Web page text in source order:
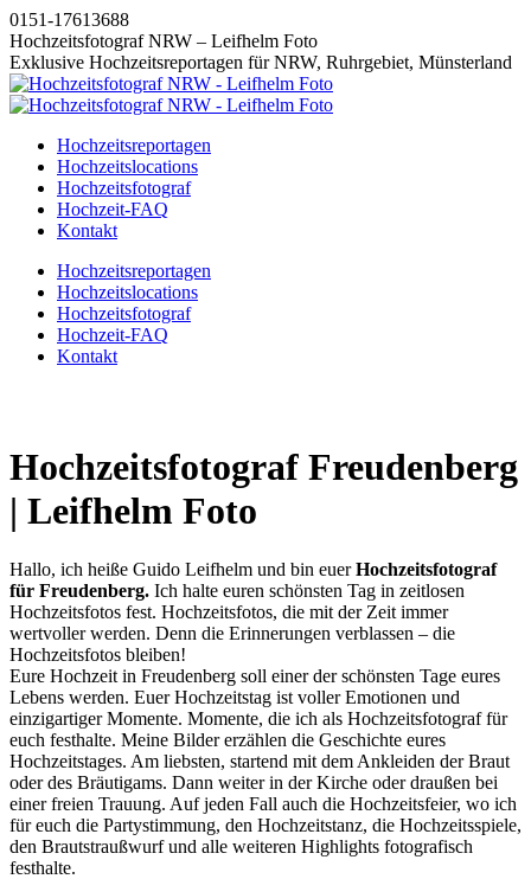
Zum
Inhalt
springen
0151-17613688
Hochzeitsfotograf NRW – Leifhelm Foto
Exklusive Hochzeitsreportagen für NRW, Ruhrgebiet, Münsterland
Hochzeitsreportagen
Hochzeitslocations
Hochzeitsfotograf
Hochzeit-FAQ
Kontakt
Instagram
page
opens
new
Facebook
page
opens
new
Pinterest
page
opens
new
page
opens
new
Hochzeitsreportagen
Hochzeitslocations
Hochzeitsfotograf
Hochzeit-FAQ
Kontakt
Hochzeitsfotograf Freudenberg
| Leifhelm Foto
Hallo, ich heiße Guido Leifhelm und bin euerHochzeitsfotograf
für Freudenberg. Ich halte euren schönsten Tag in zeitlosen
Hochzeitsfotos fest. Hochzeitsfotos, die mit der Zeit immer
wertvoller werden. Denn die Erinnerungen verblassen – die
Hochzeitsfotos bleiben!
Eure Hochzeit in Freudenberg soll einer der schönsten Tage eures
Lebens werden. Euer Hochzeitstag ist voller Emotionen und
einzigartiger Momente. Momente, die ich als Hochzeitsfotograf für
euch festhalte. Meine Bilder erzählen die Geschichte eures
Hochzeitstages. Am liebsten, startend mit dem Ankleiden der Braut
oder des Bräutigams. Dann weiter in der Kirche oder draußen bei
einer freien Trauung. Auf jeden Fall auch die Hochzeitsfeier, wo ich
für euch die Partystimmung, den Hochzeitstanz, die Hochzeitsspiele,
den Brautstraußwurf und alle weiteren Highlights fotografisch
festhalte.